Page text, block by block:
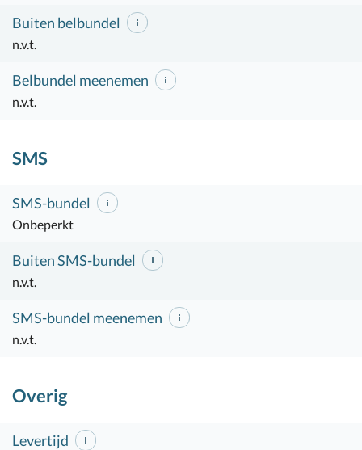
Buiten belbundel
n.v.t.
Belbundel meenemen
n.v.t.
SMS
SMS-bundel
Onbeperkt
Buiten SMS-bundel
n.v.t.
SMS-bundel meenemen
n.v.t.
Overig
Levertijd